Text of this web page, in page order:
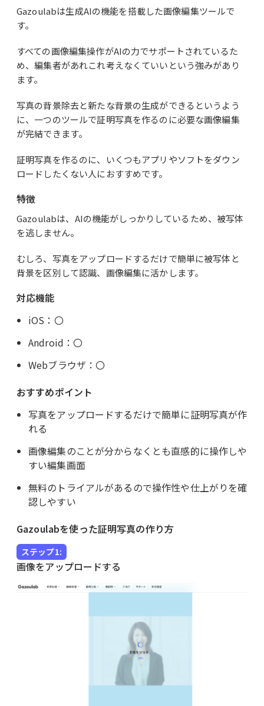
Gazoulabは生成AIの機能を搭載した画像編集ツールで
す。
すべての画像編集操作がAIの力でサポートされているた
め、編集者があれこれ考えなくていいという強みがあり
ます。
写真の背景除去と新たな背景の生成ができるというよう
に、一つのツールで証明写真を作るのに必要な画像編集
が完結できます。
証明写真を作るのに、いくつもアプリやソフトをダウン
ロードしたくない人におすすめです。
特徴
Gazoulabは、AIの機能がしっかりしているため、被写体
を逃しません。
むしろ、写真をアップロードするだけで簡単に被写体と
背景を区別して認識、画像編集に活かします。
対応機能
iOS：〇
Android：〇
Webブラウザ：〇
おすすめポイント
写真をアップロードするだけで簡単に証明写真が作
れる
画像編集のことが分からなくとも直感的に操作しや
すい編集画面
無料のトライアルがあるので操作性や仕上がりを確
認しやすい
Gazoulabを使った証明写真の作り方
ステップ1:
画像をアップロードする